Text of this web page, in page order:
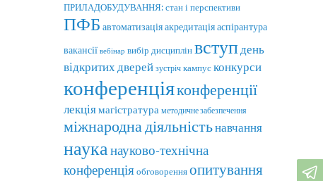
ПРИЛАДОБУДУВАННЯ: стан і перспективи
ПФБ автоматизаціяакредитаціяаспірантура
вакансії вебінар вибір дисциплін вступдень
відкритих дверей зустріч кампус конкурси
конференціяконференції
лекціямагістратура методичне забезпечення
міжнародна діяльністьнавчання
науканауково-технічна
конференція обговорення опитування